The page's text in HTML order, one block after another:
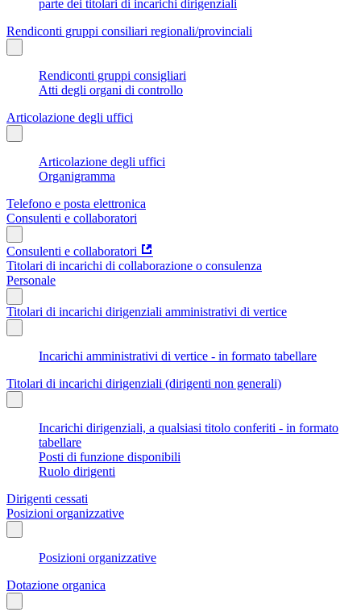
parte dei titolari di incarichi dirigenziali
Rendiconti gruppi consiliari regionali/provinciali
Rendiconti gruppi consigliari
Atti degli organi di controllo
Articolazione degli uffici
Articolazione degli uffici
Organigramma
Telefono e posta elettronica
Consulenti e collaboratori
Consulenti e collaboratori
Titolari di incarichi di collaborazione o consulenza
Personale
Titolari di incarichi dirigenziali amministrativi di vertice
Incarichi amministrativi di vertice - in formato tabellare
Titolari di incarichi dirigenziali (dirigenti non generali)
Incarichi dirigenziali, a qualsiasi titolo conferiti - in formato
tabellare
Posti di funzione disponibili
Ruolo dirigenti
Dirigenti cessati
Posizioni organizzative
Posizioni organizzative
Dotazione organica